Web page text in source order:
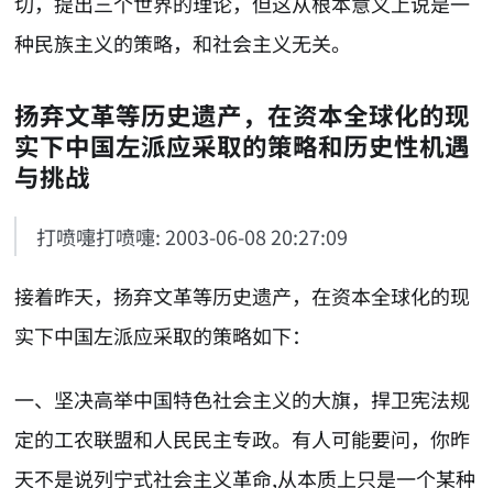
种民族主义的策略，和社会主义无关。
扬弃文革等历史遗产，在资本全球化的现
实下中国左派应采取的策略和历史性机遇
与挑战
打喷嚏打喷嚏: 2003-06-08 20:27:09
接着昨天，扬弃文革等历史遗产，在资本全球化的现
实下中国左派应采取的策略如下：
一、坚决高举中国特色社会主义的大旗，捍卫宪法规
定的工农联盟和人民民主专政。有人可能要问，你昨
天不是说列宁式社会主义革命,从本质上只是一个某种